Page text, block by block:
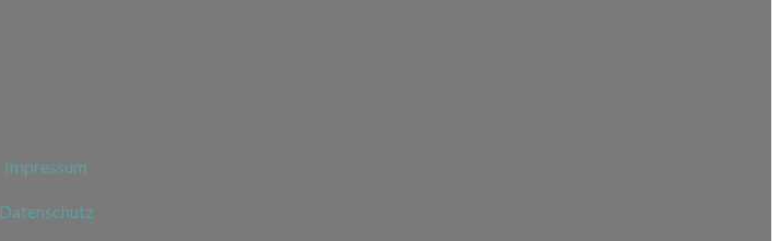
Impressum
Datenschutz